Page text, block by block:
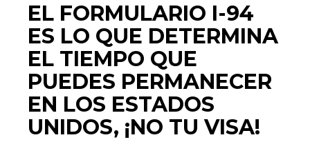
EL FORMULARIO I-94
ES LO QUE DETERMINA
EL TIEMPO QUE
PUEDES PERMANECER
EN LOS ESTADOS
UNIDOS, ¡NO TU VISA!